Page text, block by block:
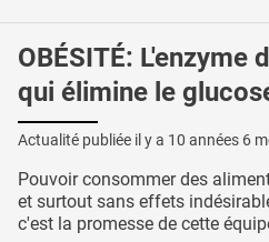
OBÉSITÉ: L'enzyme
qui élimine le
Actualité publiée il y a 10 années 6
Pouvoir consommer des
et surtout sans effets
c'est la promesse de cette